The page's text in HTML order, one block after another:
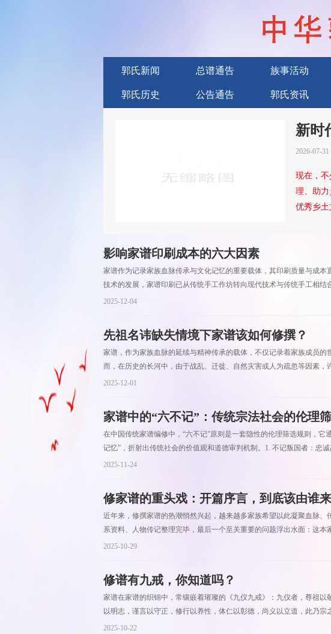
郭氏新闻 总谱通告 族事活动
郭氏历史 公告通告 郭氏资讯
新时
2026-07-31
现在，
理、助
优秀乡土
影响家谱印刷成本的六大因素
家谱作为记录家族血脉传承与文化记忆的重要载体，其印刷质量与成
技术的发展，家谱印刷已从传统手工作坊转向现代技术与传统手工相结
2025-12-04
先祖名讳缺失情境下家谱该如何修撰？
家谱，作为家族血脉的延续与精神传承的载体，不仅记录着家族成员
而，在历史的长河中，由于战乱、迁徙、自然灾害或人为疏忽等因素，
2025-12-01
家谱中的“六不记”：传统宗法社会的伦理
在中国传统家谱编修中，“六不记”原则是一套隐性的伦理筛选规则，它
记忆”，折射出传统社会的价值观和道德审判机制。1. 不记叛国者：忠诚
2025-11-24
修家谱的重头戏：开篇序言，到底该由谁
近年来，修撰家谱的热潮悄然兴起，越来越多家族希望以此凝聚血脉
系资料、人物传记整理完毕，最后一个至关重要的问题浮出水面：这本
2025-10-29
修谱有九戒，你知道吗？
家谱在家谱的织锦中，常镶嵌着璀璨的《九仪九戒》：九仪者，尊祖
以明志，谨言以守正，修行以养性，体仁以彰德，尚义以立道，此乃宗
2025-10-22